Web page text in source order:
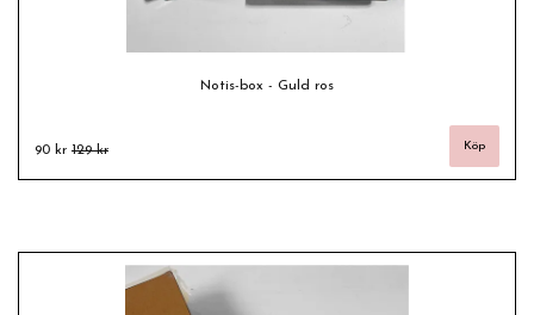
Notis-box - Guld ros
90 kr 129 kr